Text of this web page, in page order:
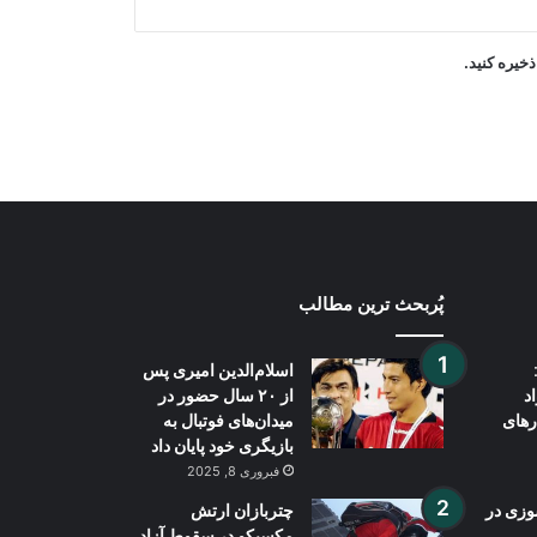
پاکستان: خواهان جنگ با افغانستان نیستیم
کنید.
در
پُربحث ترین مطالب
اسلام‌الدین امیری پس
از ۲۰ سال حضور در
میدان‌های فوتبال به
بازیگری خود پایان داد
فبروری 8, 2025
چتربازان ارتش